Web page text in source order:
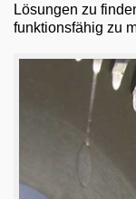
Lösungen zu
funktionsfähig zu